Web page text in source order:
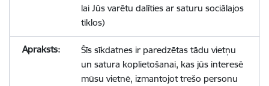
lai Jūs varētu dalīties ar saturu sociālajos
tīklos)
Šīs sīkdatnes ir paredzētas tādu vietņu
un satura koplietošanai, kas jūs interesē
mūsu vietnē, izmantojot trešo personu